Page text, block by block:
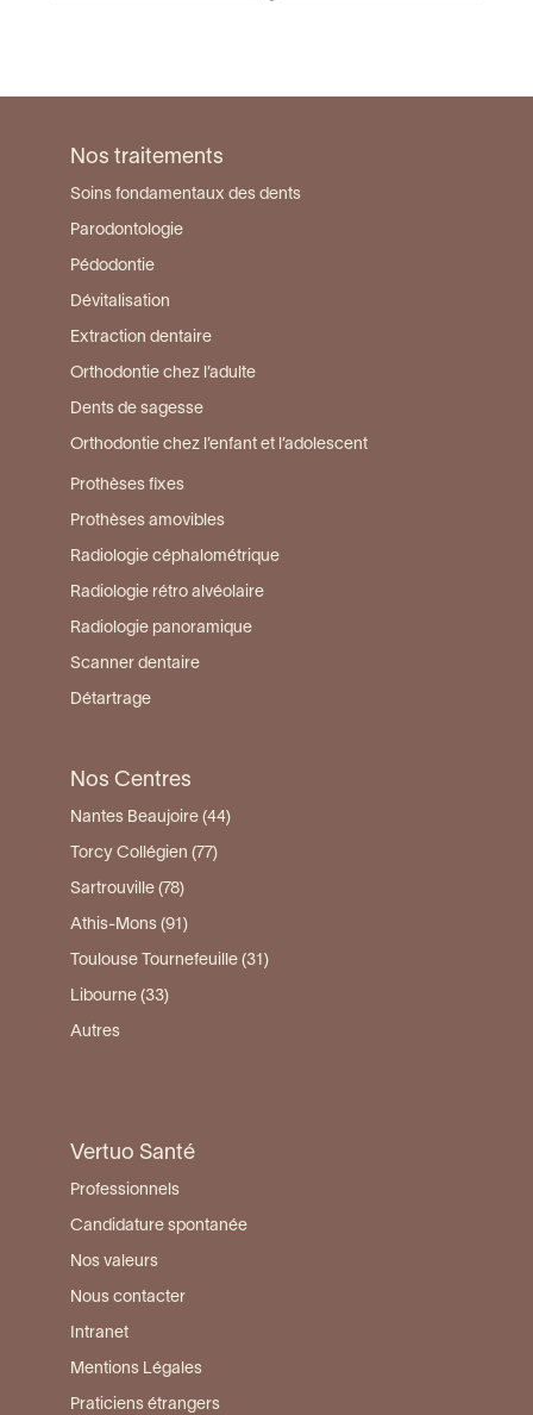
Nos traitements
Soins fondamentaux des dents
Parodontologie
Pédodontie
Dévitalisation
Extraction dentaire
Orthodontie chez l’adulte
Dents de sagesse
Orthodontie chez l’enfant et l’adolescent
Prothèses fixes
Prothèses amovibles
Radiologie céphalométrique
Radiologie rétro alvéolaire
Radiologie panoramique
Scanner dentaire
Détartrage
Nos Centres
Nantes Beaujoire (44)
Torcy Collégien (77)
Sartrouville (78)
Athis-Mons (91)
Toulouse Tournefeuille (31)
Libourne (33)
Autres
Vertuo Santé
Professionnels
Candidature spontanée
Nos valeurs
Nous contacter
Intranet
Mentions Légales
Praticiens étrangers